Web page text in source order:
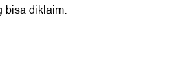
bisa diklaim: